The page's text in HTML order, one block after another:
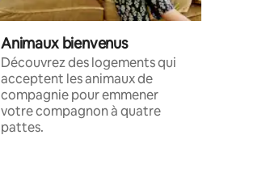
Animaux bienvenus
Découvrez des logements qui
acceptent les animaux de
compagnie pour emmener
votre compagnon à quatre
pattes.